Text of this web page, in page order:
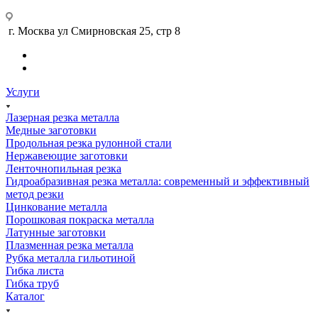
г. Москва ул Смирновская 25, стр 8
Услуги
Лазерная резка металла
Медные заготовки
Продольная резка рулонной стали
Нержавеющие заготовки
Ленточнопильная резка
Гидроабразивная резка металла: современный и эффективный
метод резки
Цинкование металла
Порошковая покраска металла
Латунные заготовки
Плазменная резка металла
Рубка металла гильотиной
Гибка листа
Гибка труб
Каталог